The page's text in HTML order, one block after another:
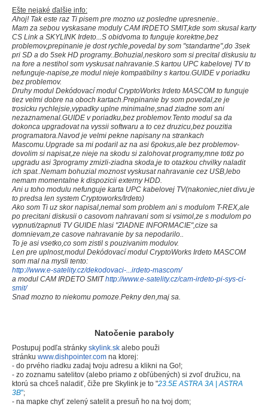
Ešte nejaké ďalšie info:
Ahoj! Tak este raz Ti pisem pre mozno uz posledne upresnenie..
Mam za sebou vyskasane moduly CAM IRDETO SMIT,kde som skusal karty
CS Link a SKYLINK Irdeto...S obidvoma to funguje korektne,bez
problemov,prepinanie je dost rychle,povedal by som "standartne",do 3sek
pri SD a do 5sek HD programy..Bohuzial,neskoro som si precital diskusiu tu
na fore a nestihol som vyskusat nahravanie.S kartou UPC kabelovej TV to
nefunguje-napise,ze modul nieje kompatibilny s kartou.GUIDE v poriadku
bez problemov.
Druhy modul Dekódovací modul CryptoWorks Irdeto MASCOM to funguje
tiez velmi dobre na oboch kartach.Prepinanie by som povedal,ze je
trosicku rychlejsie,vypadky uplne minimalne,snad ziadne som ani
nezaznamenal.GUIDE v poriadku,bez problemov.Tento modul sa da
dokonca upgradovat na vyssii softwaru a to cez druzicu,bez pouzitia
programatora.Navod je velmi pekne napisany na strankach
Mascomu.Upgrade sa mi podaril az na asi 6pokus,ale bez problemov-
dovolim si napisat,ze nieje na skodu si zalohovat programy,mne totiz po
upgradu asi 3programy zmizli-ziadna skoda,je to otazkou chvilky naladit
ich spat..Nemam bohuzial moznost vyskusat nahravanie cez USB,lebo
nemam momentalne k dispozicii externy HDD.
Ani u toho modulu nefunguje karta UPC kabelovej TV(nakoniec,niet divu,je
to predsa len system Cryptoworks/Irdeto)
Ako som Ti uz skor napisal,nemal som problem ani s modulom T-REX,ale
po precitani diskusii o casovom nahravani som si vsimol,ze s modulom po
vypnuti/zapnuti TV GUIDE hlasi "ZIADNE INFORMACIE",cize sa
domnievam,ze casove nahravanie by sa nepodarilo..
To je asi vsetko,co som zistil s pouzivanim modulov.
Len pre uplnost,modul Dekódovací modul CryptoWorks Irdeto MASCOM
som mal na mysli tento:
http://www.e-satelity.cz/dekodovaci-...irdeto-mascom/
a modul CAM IRDETO SMIThttp://www.e-satelity.cz/cam-irdeto-pi-sys-ci-
smit/
Snad mozno to niekomu pomoze.Pekny den,maj sa.
Natočenie paraboly
Postupuj podľa stránky skylink.sk alebo použi
stránku www.dishpointer.com na ktorej:
- do prvého riadku zadaj tvoju adresu a klikni na Go!;
- zo zoznamu satelitov (alebo priamo z obľúbených) si zvoľ družicu, na
ktorú sa chceš naladiť, čiže pre Skylink je to "23.5E ASTRA 3A | ASTRA
3B";
- na mapke chyť zelený satelit a presuň ho na tvoj dom;